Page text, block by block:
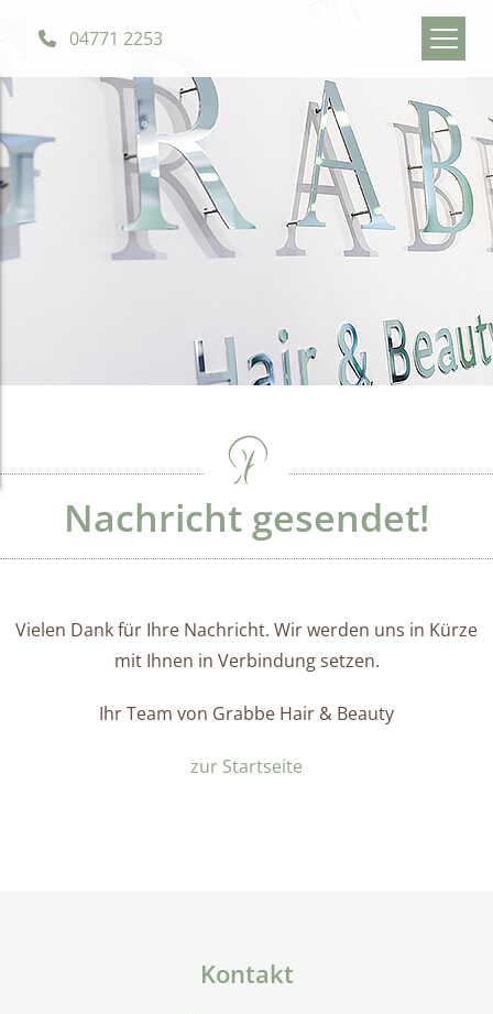
04771 2253
Nachricht gesendet!
Vielen Dank für Ihre Nachricht. Wir werden uns in Kürze
mit Ihnen in Verbindung setzen.
Ihr Team von Grabbe Hair & Beauty
zur Startseite
Kontakt